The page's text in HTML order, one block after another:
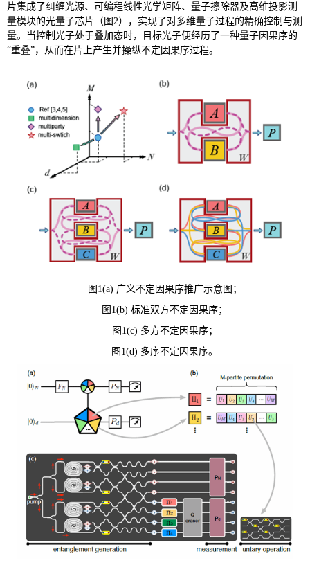
片集成了纠缠光源、可编程线性光学矩阵、量子擦除器及高维投影测
量模块的光量子芯片（图2），实现了对多维量子过程的精确控制与测
量。当控制光子处于叠加态时，目标光子便经历了一种量子因果序的
“重叠”，从而在片上产生并操纵不定因果序过程。
图1(a) 广义不定因果序推广示意图；
图1(b) 标准双方不定因果序；
图1(c) 多方不定因果序；
图1(d) 多序不定因果序。